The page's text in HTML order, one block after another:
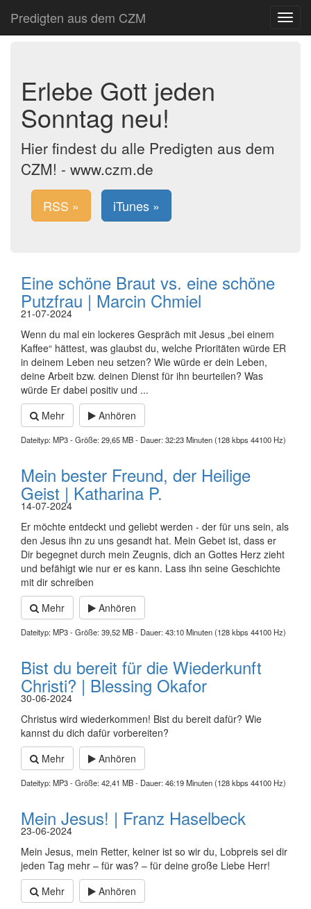
Predigten aus dem CZM
Toggle
Erlebe Gott jeden
Sonntag neu!
Hier findest du alle Predigten aus dem
CZM! - www.czm.de
RSS » iTunes »
Eine schöne Braut vs. eine schöne
Putzfrau | Marcin Chmiel
21-07-2024
Wenn du mal ein lockeres Gespräch mit Jesus „bei einem
Kaffee“ hättest, was glaubst du, welche Prioritäten würde ER
in deinem Leben neu setzen? Wie würde er dein Leben,
deine Arbeit bzw. deinen Dienst für ihn beurteilen? Was
würde Er dabei positiv und ...
Mehr
Anhören
Dateityp: MP3 - Größe: 29,65 MB - Dauer: 32:23 Minuten (128 kbps 44100 Hz)
Mein bester Freund, der Heilige
Geist | Katharina P.
14-07-2024
Er möchte entdeckt und geliebt werden - der für uns sein, als
den Jesus ihn zu uns gesandt hat. Mein Gebet ist, dass er
Dir begegnet durch mein Zeugnis, dich an Gottes Herz zieht
und befähigt wie nur er es kann. Lass ihn seine Geschichte
mit dir schreiben
Mehr
Anhören
Dateityp: MP3 - Größe: 39,52 MB - Dauer: 43:10 Minuten (128 kbps 44100 Hz)
Bist du bereit für die Wiederkunft
Christi? | Blessing Okafor
30-06-2024
Christus wird wiederkommen! Bist du bereit dafür? Wie
kannst du dich dafür vorbereiten?
Mehr
Anhören
Dateityp: MP3 - Größe: 42,41 MB - Dauer: 46:19 Minuten (128 kbps 44100 Hz)
Mein Jesus! | Franz Haselbeck
23-06-2024
Mein Jesus, mein Retter, keiner ist so wir du, Lobpreis sei dir
jeden Tag mehr – für was? – für deine große Liebe Herr!
Mehr
Anhören